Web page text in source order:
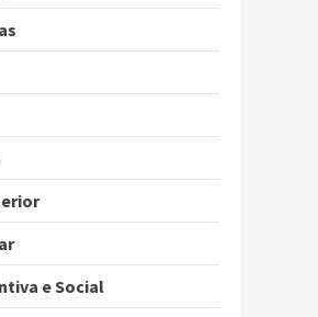
e Social